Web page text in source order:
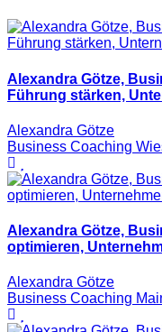
Alexandra Götze,
Führung stärken,
Alexandra Götze
Business Coaching
Alexandra Götze,
optimieren,
Alexandra Götze
Business Coaching